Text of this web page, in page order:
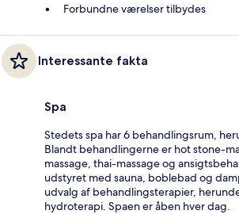
Forbundne værelser tilbydes
Interessante fakta
Spa
Stedets spa har 6 behandlingsrum,
Blandt behandlingerne er hot stone-
massage, thai-massage og
udstyret med sauna, boblebad og
udvalg af behandlingsterapier,
hydroterapi. Spaen er åben hver dag.